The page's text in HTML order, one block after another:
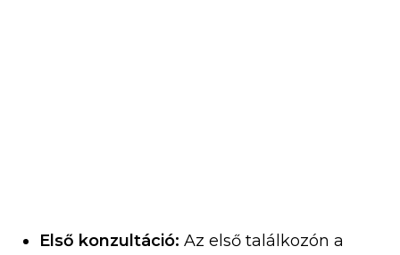
Első konzultáció: Az első találkozón a